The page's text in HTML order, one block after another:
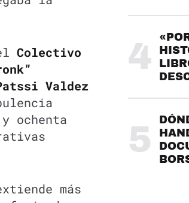
Colectivo
Valdez
ochenta
más
4
5